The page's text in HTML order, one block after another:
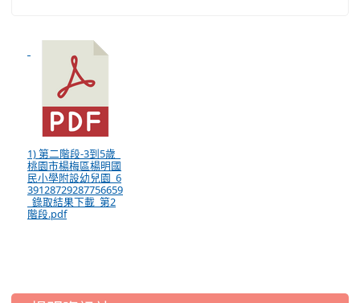
1) 第二階段-3到5歲_
桃園市楊梅區楊明國
民小學附設幼兒園_6
39128729287756659
_錄取結果下載_第2
階段.pdf
:::